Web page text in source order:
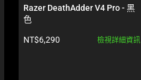
Razer DeathAdder V4 Pro - 黑
色
產品價格:
NT$6,290 檢視詳細資訊